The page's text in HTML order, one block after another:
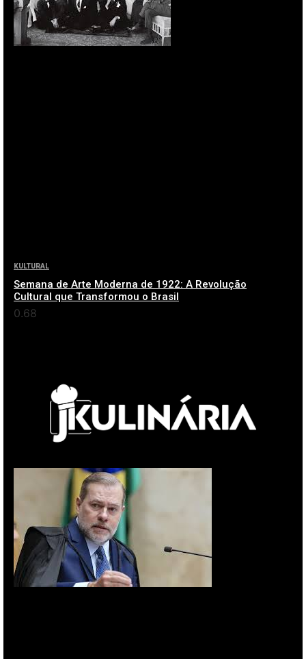
KULTURAL
Semana de Arte Moderna de 1922: A Revolução
Cultural que Transformou o Brasil